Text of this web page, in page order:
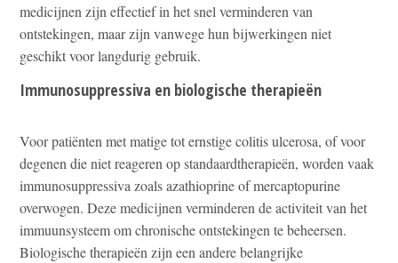
medicijnen zijn effectief in het snel verminderen van
ontstekingen, maar zijn vanwege hun bijwerkingen niet
geschikt voor langdurig gebruik.
Immunosuppressiva en biologische therapieën
Voor patiënten met matige tot ernstige colitis ulcerosa, of voor
degenen die niet reageren op standaardtherapieën, worden vaak
immunosuppressiva zoals azathioprine of mercaptopurine
overwogen. Deze medicijnen verminderen de activiteit van het
immuunsysteem om chronische ontstekingen te beheersen.
Biologische therapieën zijn een andere belangrijke